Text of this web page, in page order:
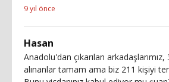
9 yıl önce
Hasan
Anadolu'dan çıkarılan
alınanlar tamam ama biz 211 kişiyi